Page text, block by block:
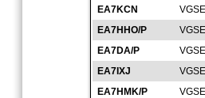
EA7KCN
EA7HHO/P
EA7DA/P
EA7IXJ
EA7HMK/P